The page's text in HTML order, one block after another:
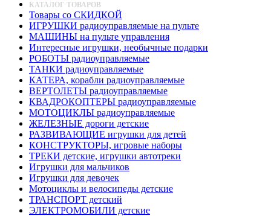
КАТАЛОГ ТОВАРОВ
Товары со СКИДКОЙ
ИГРУШКИ радиоуправляемые на пульте
МАШИНЫ на пульте управления
Интересные игрушки, необычные подарки
РОБОТЫ радиоуправляемые
ТАНКИ радиоуправляемые
КАТЕРА, корабли радиоуправляемые
ВЕРТОЛЕТЫ радиоуправляемые
КВАДРОКОПТЕРЫ радиоуправляемые
МОТОЦИКЛЫ радиоуправляемые
ЖЕЛЕЗНЫЕ дороги детские
РАЗВИВАЮЩИЕ игрушки для детей
КОНСТРУКТОРЫ, игровые наборы
ТРЕКИ детские, игрушки автотреки
Игрушки для мальчиков
Игрушки для девочек
Мотоциклы и велосипеды детские
ТРАНСПОРТ детский
ЭЛЕКТРОМОБИЛИ детские